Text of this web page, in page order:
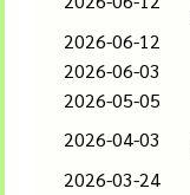
2026-06-12
2026-06-03
2026-05-05
2026-04-03
2026-03-24